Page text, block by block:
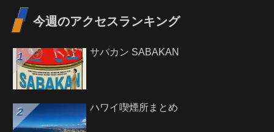
今週のアクセスランキング
サバカン SABAKAN
ハワイ喫煙所まとめ